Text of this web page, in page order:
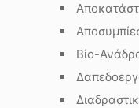
Βίο-